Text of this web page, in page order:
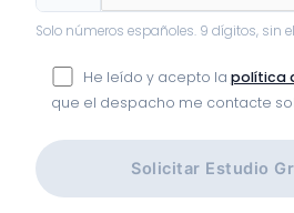
Solo números españoles. 9 dígitos, sin
He leído y acepto la política
que el despacho me contacte
Solicitar Estudio